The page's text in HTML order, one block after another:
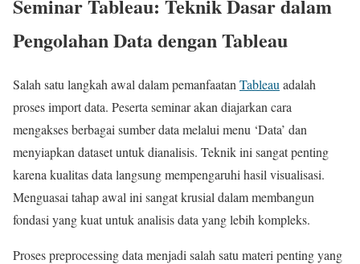
Seminar Tableau: Teknik Dasar dalam
Pengolahan Data dengan Tableau
Salah satu langkah awal dalam pemanfaatan Tableau adalah
proses import data. Peserta seminar akan diajarkan cara
mengakses berbagai sumber data melalui menu ‘Data’ dan
menyiapkan dataset untuk dianalisis. Teknik ini sangat penting
karena kualitas data langsung mempengaruhi hasil visualisasi.
Menguasai tahap awal ini sangat krusial dalam membangun
fondasi yang kuat untuk analisis data yang lebih kompleks.
Proses preprocessing data menjadi salah satu materi penting yang